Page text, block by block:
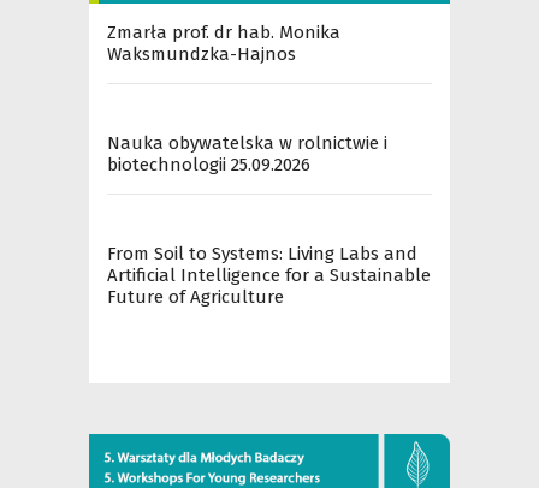
Zmarła prof. dr hab. Monika
Waksmundzka-Hajnos
Nauka obywatelska w rolnictwie i
biotechnologii 25.09.2026
From Soil to Systems: Living Labs and
Artificial Intelligence for a Sustainable
Future of Agriculture